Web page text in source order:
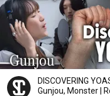
DISCOVERING
Gunjou, Monster |